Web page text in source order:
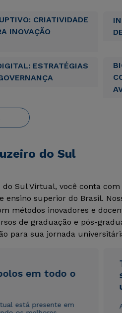
CRIATIVIDADE
INOVAÇÃO
ESTRATÉGIAS
do Sul
Sul Virtual, você conta
ensino superior do Brasil.
métodos inovadores e
de graduação e pós-
para sua jornada
em todo o
está presente em